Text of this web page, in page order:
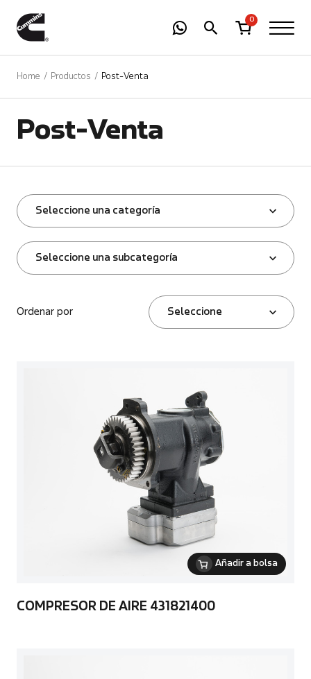
0
Home Productos Post-Venta
Post-Venta
Seleccione una categoría
Seleccione una subcategoría
Ordenar por Seleccione
Añadir a bolsa
COMPRESOR DE AIRE 431821400